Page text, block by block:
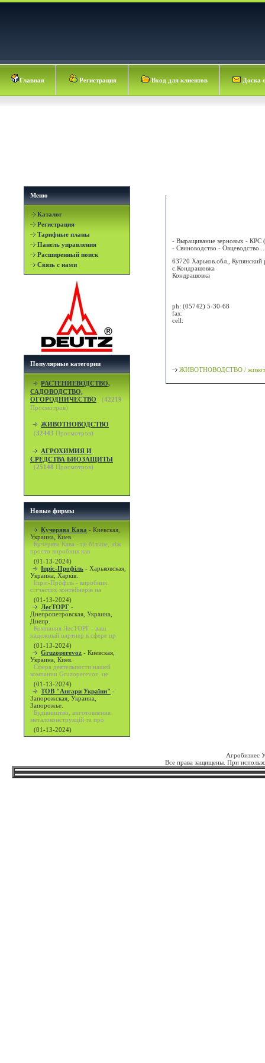
Главная Регистрация Вход для клиентов Доска
Меню
Каталог
Регистрация
Тарифные планы
Панель управления
Расширенный поиск
Связь с нами
Популярные категории
РАСТЕНИЕВОДСТВО,
САДОВОДСТВО,
ОГОРОДНИЧЕСТВО
(42219
Просмотров)
ЖИВОТНОВОДСТВО
(32443 Просмотров)
АГРОХИМИЯ И
СРЕДСТВА БИОЗАЩИТЫ
(25148 Просмотров)
Новые фирмы
Кучерява Кава - Киевская,
Украина, Киев.
Кучерява Кава - це більше, ніж
просто виробник кав
(01-13-2024)
Іпріс-Профіль - Харьковская,
Украина, Харків.
Іпріс-Профіль - виробник
сітчастих контейнерів на
(01-13-2024)
ЛесТОРГ -
Днепропетровская, Украина,
Днепр.
Компания ЛесТОРГ - ваш
надежный партнер в сфере пр
(01-13-2024)
Gruzoperevoz - Киевская,
Украина, Киев.
Сфера деятельности нашей
компании Gruzoperevoz, це
(01-13-2024)
ТОВ "Ангари України" -
Запорожская, Украина,
Запорожье.
Будівництво, виготовлення
металоконструкцій та про
(01-13-2024)
- Выращивание зерновых - КРС
- Свиноводство - Овцеводство
63720 Харьков.обл., Купянский
с.Кондрашовка
Кондрашовка
ph: (05742) 5-30-68
fax:
cell:
ЖИВОТНОВОДСТВО /
Агробизнес
Все права защищены. При